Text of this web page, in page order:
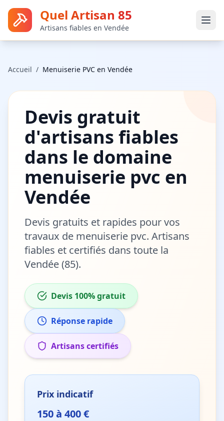
Quel Artisan 85
Artisans fiables en Vendée
Accueil / Menuiserie PVC en Vendée
Devis gratuit
d'artisans fiables
dans le domaine
menuiserie pvc en
Vendée
Devis gratuits et rapides pour vos
travaux de menuiserie pvc. Artisans
fiables et certifiés dans toute la
Vendée (85).
Devis 100% gratuit
Réponse rapide
Artisans certifiés
Prix indicatif
150 à 400 €